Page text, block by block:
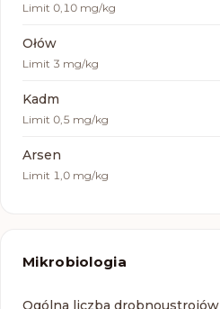
Limit 0,10 mg/kg
Ołów
Limit 3 mg/kg
Kadm
Limit 0,5 mg/kg
Arsen
Limit 1,0 mg/kg
Mikrobiologia
ParametrWynik
Ogólna liczba drobnoustrojów